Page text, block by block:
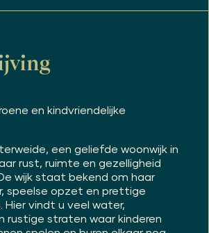
en kindvriendelijke
een geliefde woonwijk in
rust, ruimte en gezelligheid
wijk staat bekend om haar
speelse opzet en prettige
Hier vindt u veel water,
rustige straten waar kinderen